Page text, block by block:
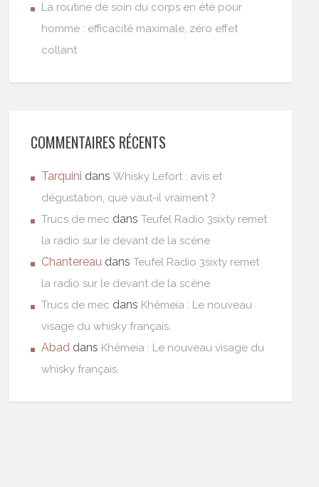
La routine de soin du corps en été pour
homme : efficacité maximale, zéro effet
collant
COMMENTAIRES RÉCENTS
Tarquini dansWhisky Lefort : avis et
dégustation, que vaut-il vraiment ?
Trucs de mec dansTeufel Radio 3sixty remet
la radio sur le devant de la scène
Chantereau dansTeufel Radio 3sixty remet
la radio sur le devant de la scène
Trucs de mec dans Khêmeia : Le nouveau
visage du whisky français.
Abad dans Khêmeia : Le nouveau visage du
whisky français.